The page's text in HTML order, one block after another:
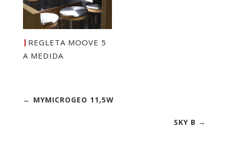
REGLETA MOOVE 5
A MEDIDA
← MYMICROGEO 11,5W
SKY B →